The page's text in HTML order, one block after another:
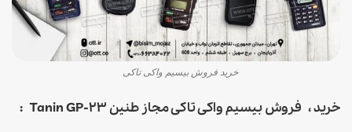
خرید فروش بیسیم واکی تاکی
خرید ، فروش بیسیم واکی تاکی مجاز طنین Tanin GP-23 :